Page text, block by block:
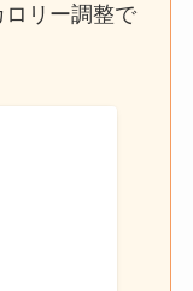
ロリー調整で